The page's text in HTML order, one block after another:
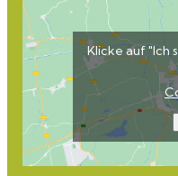
Klicke auf "Ich